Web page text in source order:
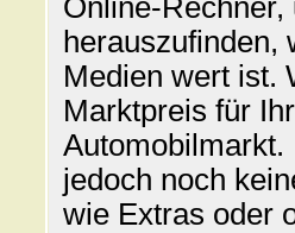
Online-
herauszufinden,
Medien wert ist.
Marktpreis für
jedoch noch
wie Extras oder